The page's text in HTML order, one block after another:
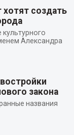
создать
Александра
закона
названия